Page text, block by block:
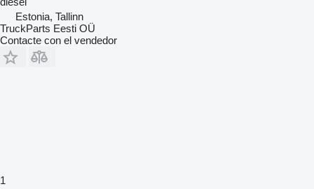
Estonia, Tallinn
TruckParts Eesti OÜ
Contacte con el vendedor
1